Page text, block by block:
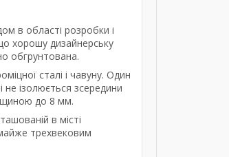
в області розробки і
хорошу дизайнерську
обгрунтована.
сталі і чавуну. Один
ізолюється зсередини
до 8 мм.
в місті
трехвековим